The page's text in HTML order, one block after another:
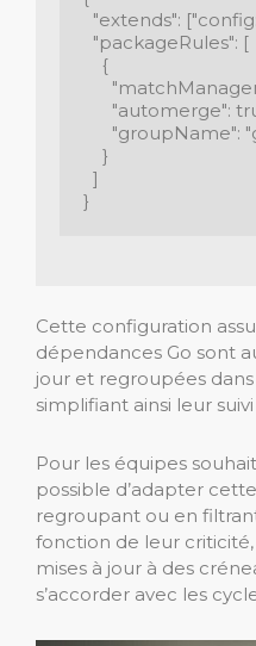
"extends":
  "packageRules": [
    {
"automerge":
    }
  ]
Cette configuration
dépendances Go sont
jour et regroupées
simplifiant ainsi leur
Pour les équipes
possible d’adapter
regroupant ou en
fonction de leur
mises à jour à des
s’accorder avec les